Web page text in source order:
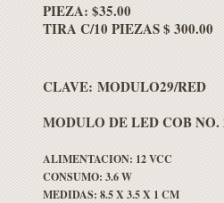
PIEZA: $35.00
TIRA C/10 PIEZAS $ 300.00
CLAVE: MODULO29/RED
MODULO DE LED COB NO.
ALIMENTACION: 12 VCC
CONSUMO: 3.6 W
MEDIDAS: 8.5 X 3.5 X 1 CM